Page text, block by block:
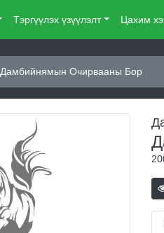
Тэргүүлэх үзүүлэлт Цахим
Дамбийнямын Очирвааны Бор